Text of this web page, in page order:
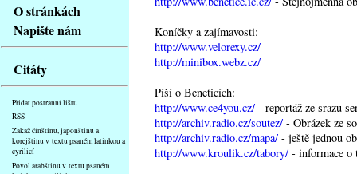
základní
Hlavní
strana
O stránkách
Napište nám
Citáty
Přidat postranní lištu
RSS
Zakaž čínštinu, japonštinu a
korejštinu v textu psaném latinkou a
cyrilicí
Povol arabštinu v textu psaném
Koníčky a zajímavosti:
http://www.velorexy.cz/
http://minibox.webz.cz/
Píší o Beneticích:
http://www.ce4you.cz/ - reportáž ze srazu
http://archiv.radio.cz/soutez/ - Obrázek ze
http://archiv.radio.cz/mapa/ - ještě jednou
http://www.kroulik.cz/tabory/ - informace o